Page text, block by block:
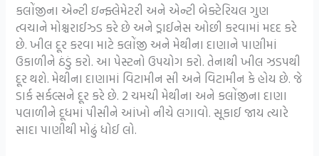
કલોંજીના એન્ટી ઇન્ફ્લેમેટરી અને એન્ટી બેક્ટેરિયલ ગુણ
ત્વચાને મોશ્ચરાઈઝ્ડ કરે છે અને ડ્રાઈનેસ ઓછી કરવામાં મદદ કરે
છે. ખીલ દૂર કરવા માટે કલોંજી અને મેથીના દાણાને પાણીમાં
ઉકાળીને ઠંડું કરો. આ પેસ્ટનો ઉપયોગ કરો. તેનાથી ખીલ ઝડપથી
દૂર થશે. મેથીના દાણામાં વિટામીન સી અને વિટામીન કે હોય છે. જે
ડાર્ક સર્કલ્સને દૂર કરે છે. 2 ચમચી મેથીના અને કલોંજીના દાણા
પલાળીને દૂધમાં પીસીને આંખો નીચે લગાવો. સૂકાઈ જાય ત્યારે
સાદા પાણીથી મોઢું ધોઈ લો.